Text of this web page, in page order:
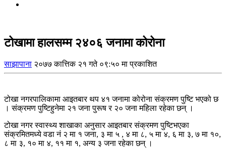
टोखामा हालसम्म २४०६ जनामा कोरोना
साझापाना २०७७ कात्तिक २१ गते ०९:५० मा प्रकाशित
टोखा नगरपालिकामा आइतबार थप ४१ जनामा कोरोना संक्रमण पुष्टि भएको छ
। संक्रमण पुष्टिहुनेमा २१ जना पुरूष र २० जना महिला रहेका छन् ।
टोखा नगर स्वास्थ्य शाखाका अनुसार आइतबार संक्रमण पुष्टिभएका
संक्रमितमध्ये वडा नं २ मा १ जना, ३ मा ५ , ४ मा ८, ५ मा ४, ६ मा ३, ७ मा १०,
८ मा ३, १० मा ४, ११ मा १, अन्य ३ जना रहेका छन् ।